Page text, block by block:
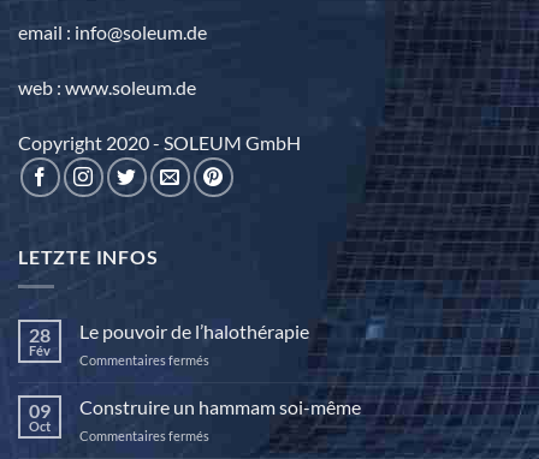
email : info@soleum.de
web : www.soleum.de
Copyright 2020 - SOLEUM GmbH
LETZTE INFOS
28
Fév
Le pouvoir de l’halothérapie
Commentaires fermés
de
l’halothérapie
09
Oct
Construire un hammam soi-même
Commentaires fermés
Construire